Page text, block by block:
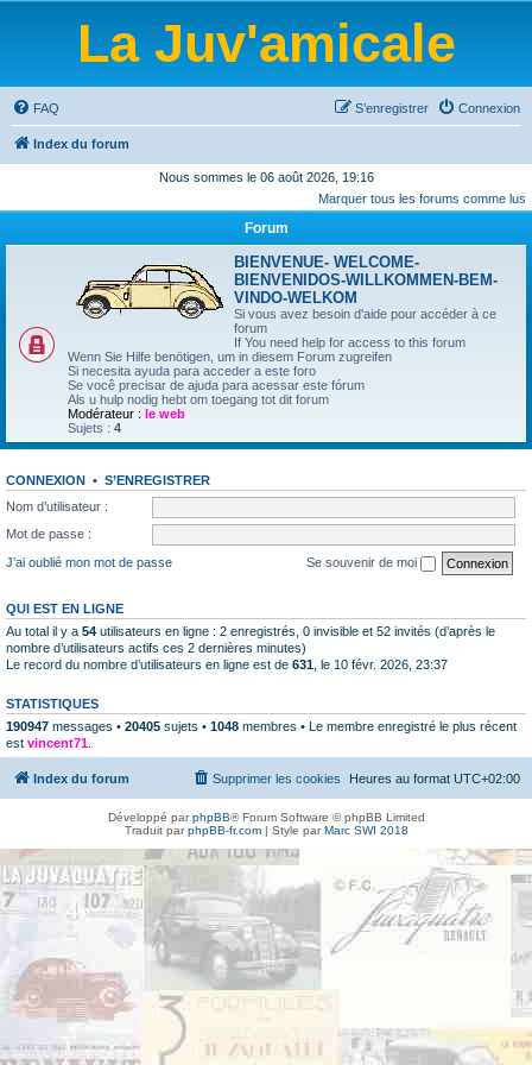
La Juv'amicale
FAQ Connexion
S’enregistrer
Index du forum
Nous sommes le 06 août 2026, 19:16
Marquer tous les forums comme lus
Forum
BIENVENUE- WELCOME-
BIENVENIDOS-WILLKOMMEN-BEM-
VINDO-WELKOM
Si vous avez besoin d'aide pour accéder à ce
forum
If You need help for access to this forum
Wenn Sie Hilfe benötigen, um in diesem Forum zugreifen
Si necesita ayuda para acceder a este foro
Se você precisar de ajuda para acessar este fórum
Als u hulp nodig hebt om toegang tot dit forum
Modérateur : le web
Sujets : 4
CONNEXION • S’ENREGISTRER
Nom d’utilisateur :
Mot de passe :
J’ai oublié mon mot de passe
Se souvenir de moi
QUI EST EN LIGNE
Au total il y a 54 utilisateurs en ligne : 2 enregistrés, 0 invisible et 52 invités (d’après le
nombre d’utilisateurs actifs ces 2 dernières minutes)
Le record du nombre d’utilisateurs en ligne est de 631 , le 10 févr. 2026, 23:37
STATISTIQUES
190947 messages • 20405 sujets • 1048 membres • Le membre enregistré le plus récent
est vincent71
Index du forum Heures au format UTC+02:00
Supprimer les cookies
Développé parphpBB® Forum Software © phpBB Limited
Traduit parphpBB-fr.com| Style parMarc SWI 2018